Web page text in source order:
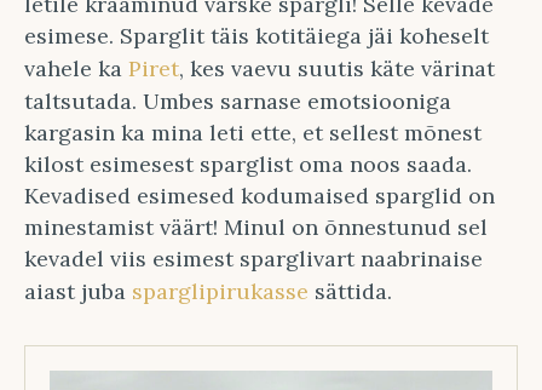
esimese. Sparglit täis kotitäiega jäi koheselt
vahele ka Piret, kes vaevu suutis käte värinat
taltsutada. Umbes sarnase emotsiooniga
kargasin ka mina leti ette, et sellest mõnest
kilost esimesest sparglist oma noos saada.
Kevadised esimesed kodumaised sparglid on
minestamist väärt! Minul on õnnestunud sel
kevadel viis esimest sparglivart naabrinaise
aiast juba sparglipirukasse sättida.